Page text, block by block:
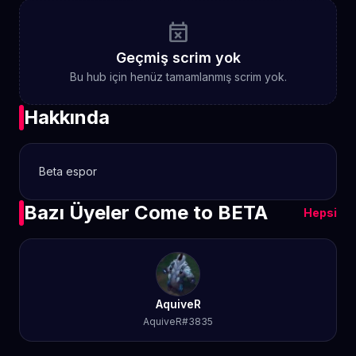
event_busy
Geçmiş scrim yok
Bu hub için henüz tamamlanmış scrim yok.
Hakkında
Beta espor
Bazı Üyeler Come to BETA Hepsi
AquiveR
AquiveR#3835